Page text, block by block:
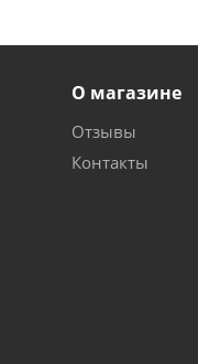
О магазине
Отзывы
Контакты